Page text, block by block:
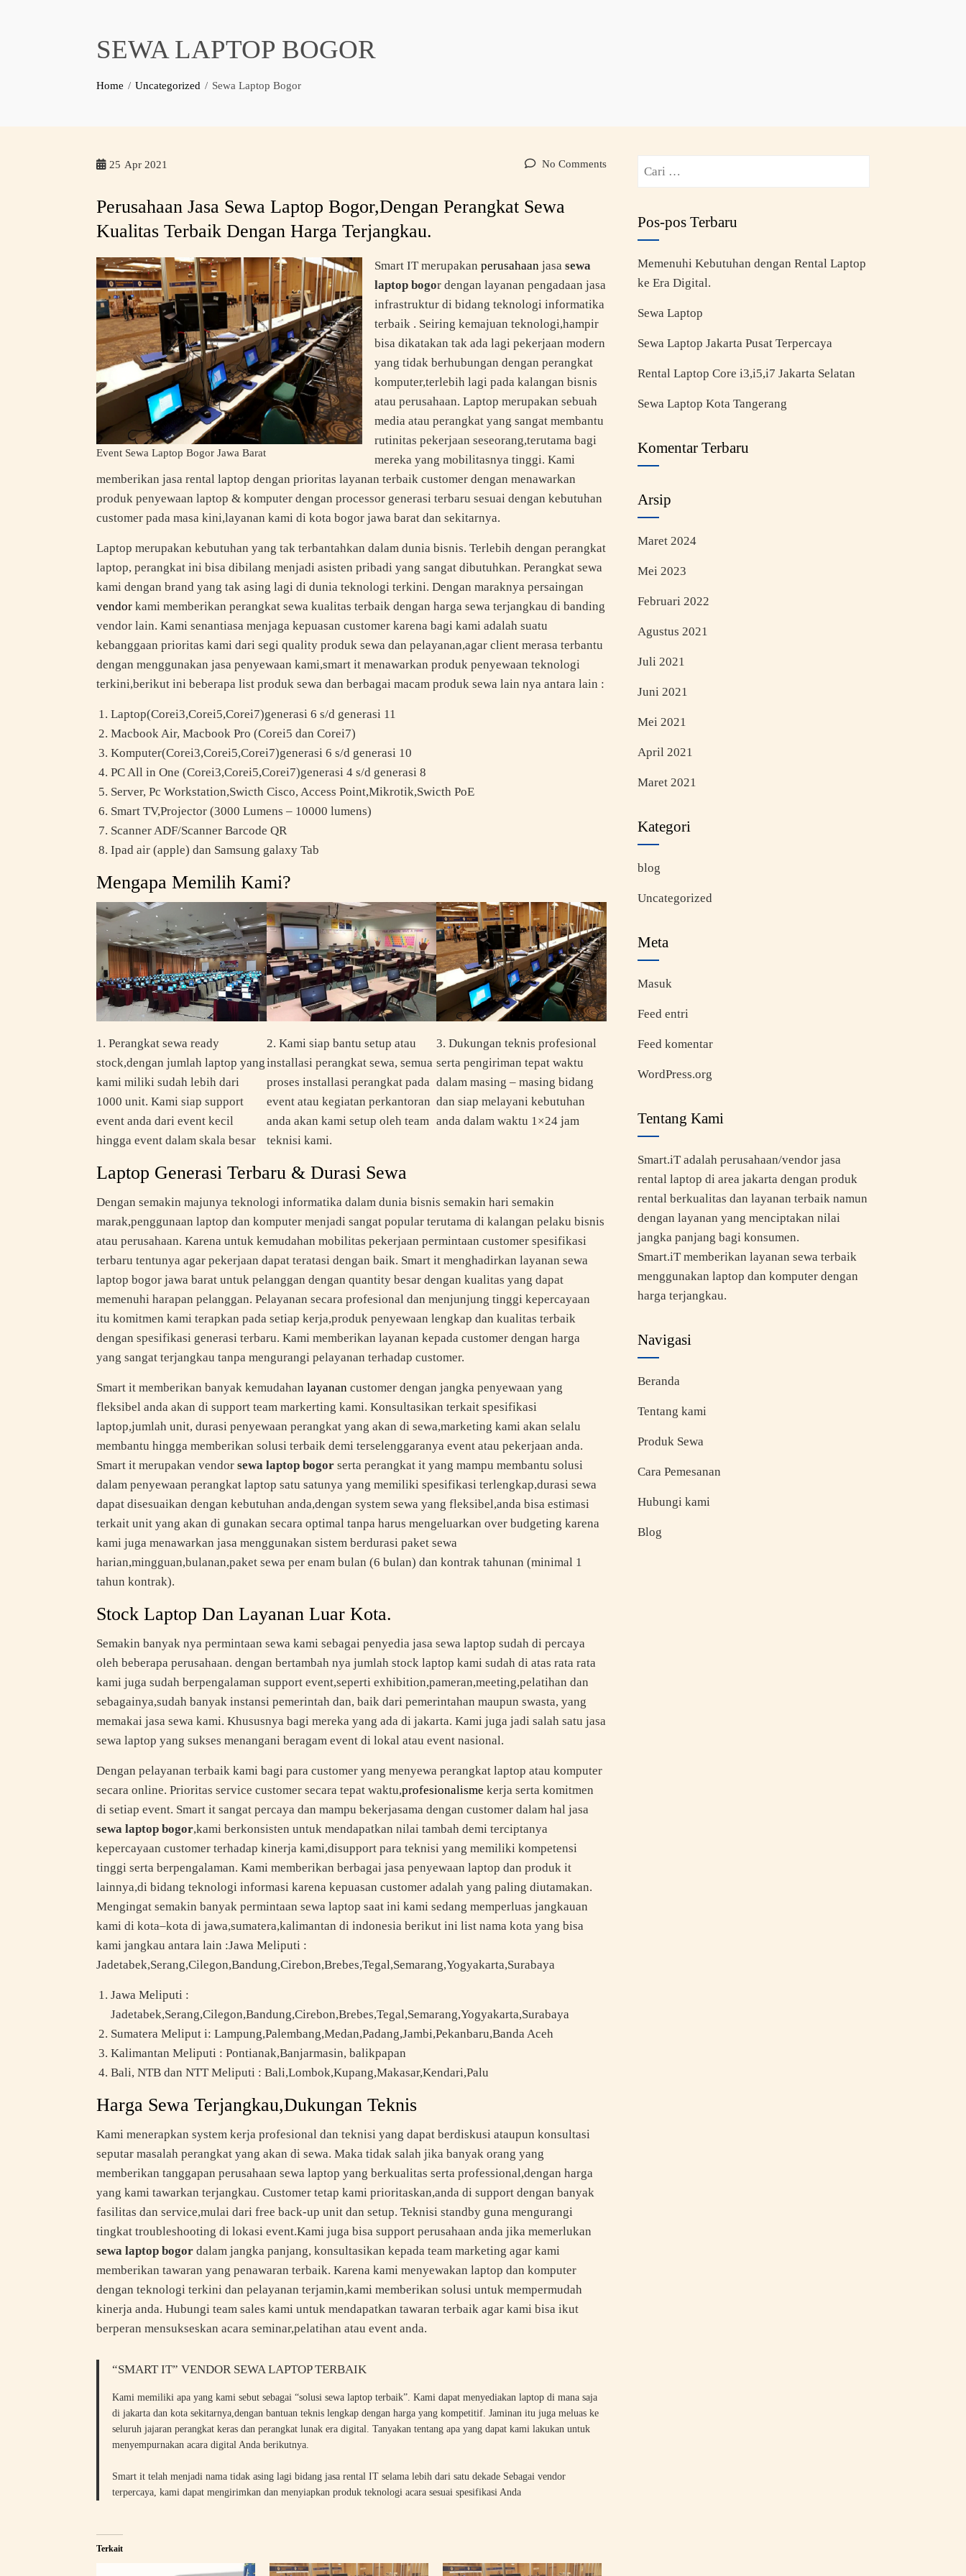
SEWA LAPTOP BOGOR
Home Uncategorized Sewa Laptop Bogor
25 Apr 2021 No Comments
Perusahaan Jasa Sewa Laptop Bogor,Dengan Perangkat Sewa
Kualitas Terbaik Dengan Harga Terjangkau.
Event Sewa Laptop Bogor Jawa Barat
Smart IT merupakan perusahaan jasasewa
laptop bogor dengan layanan pengadaan jasa
infrastruktur di bidang teknologi informatika
terbaik . Seiring kemajuan teknologi,hampir
bisa dikatakan tak ada lagi pekerjaan modern
yang tidak berhubungan dengan perangkat
komputer,terlebih lagi pada kalangan bisnis
atau perusahaan. Laptop merupakan sebuah
media atau perangkat yang sangat membantu
rutinitas pekerjaan seseorang,terutama bagi
mereka yang mobilitasnya tinggi. Kami
memberikan jasa rental laptop dengan prioritas layanan terbaik customer dengan menawarkan
produk penyewaan laptop & komputer dengan processor generasi terbaru sesuai dengan kebutuhan
customer pada masa kini,layanan kami di kota bogor jawa barat dan sekitarnya.
Laptop merupakan kebutuhan yang tak terbantahkan dalam dunia bisnis. Terlebih dengan perangkat
laptop, perangkat ini bisa dibilang menjadi asisten pribadi yang sangat dibutuhkan. Perangkat sewa
kami dengan brand yang tak asing lagi di dunia teknologi terkini. Dengan maraknya persaingan
vendor kami memberikan perangkat sewa kualitas terbaik dengan harga sewa terjangkau di banding
vendor lain. Kami senantiasa menjaga kepuasan customer karena bagi kami adalah suatu
kebanggaan prioritas kami dari segi quality produk sewa dan pelayanan,agar client merasa terbantu
dengan menggunakan jasa penyewaan kami,smart it menawarkan produk penyewaan teknologi
terkini,berikut ini beberapa list produk sewa dan berbagai macam produk sewa lain nya antara lain :
Laptop(Corei3,Corei5,Corei7)generasi 6 s/d generasi 11
Macbook Air, Macbook Pro (Corei5 dan Corei7)
Komputer(Corei3,Corei5,Corei7)generasi 6 s/d generasi 10
PC All in One (Corei3,Corei5,Corei7)generasi 4 s/d generasi 8
Server, Pc Workstation,Swicth Cisco, Access Point,Mikrotik,Swicth PoE
Smart TV,Projector (3000 Lumens – 10000 lumens)
Scanner ADF/Scanner Barcode QR
Ipad air (apple) dan Samsung galaxy Tab
Mengapa Memilih Kami?
1. Perangkat sewa ready
stock,dengan jumlah laptop yang
kami miliki sudah lebih dari
1000 unit. Kami siap support
event anda dari event kecil
hingga event dalam skala besar
2. Kami siap bantu setup atau
installasi perangkat sewa, semua
proses installasi perangkat pada
event atau kegiatan perkantoran
anda akan kami setup oleh team
teknisi kami.
3. Dukungan teknis profesional
serta pengiriman tepat waktu
dalam masing – masing bidang
dan siap melayani kebutuhan
anda dalam waktu 1×24 jam
Laptop Generasi Terbaru & Durasi Sewa
Dengan semakin majunya teknologi informatika dalam dunia bisnis semakin hari semakin
marak,penggunaan laptop dan komputer menjadi sangat popular terutama di kalangan pelaku bisnis
atau perusahaan. Karena untuk kemudahan mobilitas pekerjaan permintaan customer spesifikasi
terbaru tentunya agar pekerjaan dapat teratasi dengan baik. Smart it menghadirkan layanan sewa
laptop bogor jawa barat untuk pelanggan dengan quantity besar dengan kualitas yang dapat
memenuhi harapan pelanggan. Pelayanan secara profesional dan menjunjung tinggi kepercayaan
itu komitmen kami terapkan pada setiap kerja,produk penyewaan lengkap dan kualitas terbaik
dengan spesifikasi generasi terbaru. Kami memberikan layanan kepada customer dengan harga
yang sangat terjangkau tanpa mengurangi pelayanan terhadap customer.
Smart it memberikan banyak kemudahan layanancustomer dengan jangka penyewaan yang
fleksibel anda akan di support team markerting kami. Konsultasikan terkait spesifikasi
laptop,jumlah unit, durasi penyewaan perangkat yang akan di sewa,marketing kami akan selalu
membantu hingga memberikan solusi terbaik demi terselenggaranya event atau pekerjaan anda.
Smart it merupakan vendorsewa laptop bogor serta perangkat it yang mampu membantu solusi
dalam penyewaan perangkat laptop satu satunya yang memiliki spesifikasi terlengkap,durasi sewa
dapat disesuaikan dengan kebutuhan anda,dengan system sewa yang fleksibel,anda bisa estimasi
terkait unit yang akan di gunakan secara optimal tanpa harus mengeluarkan over budgeting karena
kami juga menawarkan jasa menggunakan sistem berdurasi paket sewa
harian,mingguan,bulanan,paket sewa per enam bulan (6 bulan) dan kontrak tahunan (minimal 1
tahun kontrak).
Stock Laptop Dan Layanan Luar Kota.
Semakin banyak nya permintaan sewa kami sebagai penyedia jasa sewa laptop sudah di percaya
oleh beberapa perusahaan. dengan bertambah nya jumlah stock laptop kami sudah di atas rata rata
kami juga sudah berpengalaman support event,seperti exhibition,pameran,meeting,pelatihan dan
sebagainya,sudah banyak instansi pemerintah dan, baik dari pemerintahan maupun swasta, yang
memakai jasa sewa kami. Khususnya bagi mereka yang ada di jakarta. Kami juga jadi salah satu jasa
sewa laptop yang sukses menangani beragam event di lokal atau event nasional.
Dengan pelayanan terbaik kami bagi para customer yang menyewa perangkat laptop atau komputer
secara online. Prioritas service customer secara tepat waktu,profesionalisme kerja serta komitmen
di setiap event. Smart it sangat percaya dan mampu bekerjasama dengan customer dalam hal jasa
sewa laptop bogor,kami berkonsisten untuk mendapatkan nilai tambah demi terciptanya
kepercayaan customer terhadap kinerja kami,disupport para teknisi yang memiliki kompetensi
tinggi serta berpengalaman. Kami memberikan berbagai jasa penyewaan laptop dan produk it
lainnya,di bidang teknologi informasi karena kepuasan customer adalah yang paling diutamakan.
Mengingat semakin banyak permintaan sewa laptop saat ini kami sedang memperluas jangkauan
kami di kota–kota di jawa,sumatera,kalimantan di indonesia berikut ini list nama kota yang bisa
kami jangkau antara lain :Jawa Meliputi :
Jadetabek,Serang,Cilegon,Bandung,Cirebon,Brebes,Tegal,Semarang,Yogyakarta,Surabaya
Jawa Meliputi :
Jadetabek,Serang,Cilegon,Bandung,Cirebon,Brebes,Tegal,Semarang,Yogyakarta,Surabaya
Sumatera Meliput i: Lampung,Palembang,Medan,Padang,Jambi,Pekanbaru,Banda Aceh
Kalimantan Meliputi : Pontianak,Banjarmasin, balikpapan
Bali, NTB dan NTT Meliputi : Bali,Lombok,Kupang,Makasar,Kendari,Palu
Harga Sewa Terjangkau,Dukungan Teknis
Kami menerapkan system kerja profesional dan teknisi yang dapat berdiskusi ataupun konsultasi
seputar masalah perangkat yang akan di sewa. Maka tidak salah jika banyak orang yang
memberikan tanggapan perusahaan sewa laptop yang berkualitas serta professional,dengan harga
yang kami tawarkan terjangkau. Customer tetap kami prioritaskan,anda di support dengan banyak
fasilitas dan service,mulai dari free back-up unit dan setup. Teknisi standby guna mengurangi
tingkat troubleshooting di lokasi event.Kami juga bisa support perusahaan anda jika memerlukan
sewa laptop bogor dalam jangka panjang, konsultasikan kepada team marketing agar kami
memberikan tawaran yang penawaran terbaik. Karena kami menyewakan laptop dan komputer
dengan teknologi terkini dan pelayanan terjamin,kami memberikan solusi untuk mempermudah
kinerja anda. Hubungi team sales kami untuk mendapatkan tawaran terbaik agar kami bisa ikut
berperan mensukseskan acara seminar,pelatihan atau event anda.
“SMART IT” VENDOR SEWA LAPTOP TERBAIK
Kami memiliki apa yang kami sebut sebagai “solusi sewa laptop terbaik”. Kami dapat menyediakan laptop di mana saja
di jakarta dan kota sekitarnya,dengan bantuan teknis lengkap dengan harga yang kompetitif. Jaminan itu juga meluas ke
seluruh jajaran perangkat keras dan perangkat lunak era digital. Tanyakan tentang apa yang dapat kami lakukan untuk
menyempurnakan acara digital Anda berikutnya.
Smart it telah menjadi nama tidak asing lagi bidang jasa rental IT selama lebih dari satu dekade Sebagai vendor
terpercaya, kami dapat mengirimkan dan menyiapkan produk teknologi acara sesuai spesifikasi Anda
Terkait
Pos-pos Terbaru
Memenuhi Kebutuhan dengan Rental Laptop
ke Era Digital.
Sewa Laptop
Sewa Laptop Jakarta Pusat Terpercaya
Rental Laptop Core i3,i5,i7 Jakarta Selatan
Sewa Laptop Kota Tangerang
Komentar Terbaru
Arsip
Maret 2024
Mei 2023
Februari 2022
Agustus 2021
Juli 2021
Juni 2021
Mei 2021
April 2021
Maret 2021
Kategori
blog
Uncategorized
Meta
Masuk
Feed entri
Feed komentar
WordPress.org
Tentang Kami
Smart.iT adalah perusahaan/vendor jasa
rental laptop di area jakarta dengan produk
rental berkualitas dan layanan terbaik namun
dengan layanan yang menciptakan nilai
jangka panjang bagi konsumen.
Smart.iT memberikan layanan sewa terbaik
menggunakan laptop dan komputer dengan
harga terjangkau.
Navigasi
Beranda
Tentang kami
Produk Sewa
Cara Pemesanan
Hubungi kami
Blog